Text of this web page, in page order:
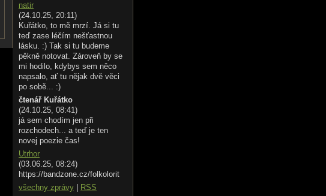
natir
(24.10.25, 20:11)
Kuřátko, to mě mrzí. Já si tu
teď zase léčím nešťastnou
lásku. :) Tak si tu budeme
pěkně notovat. Zároveň by se
mi hodilo, kdybys sem něco
napsalo, ať tu nějak dvě věci
po sobě... :)
čtenář Kuřátko
(24.10.25, 08:41)
já sem chodím jen při
rozchodech... a teď je ten
novej poezie čas!
Utrhor
(03.06.25, 08:24)
https://bandzone.cz/folkolorit
všechny zprávy
RSS